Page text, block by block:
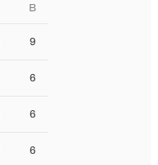
B
9
6
6
6